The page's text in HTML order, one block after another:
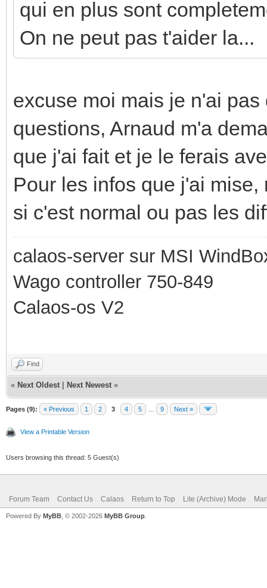
qui en plus sont
On ne peut pas t'aider la...
excuse moi mais je n'ai
questions, Arnaud m'a
que j'ai fait et je le ferais
Pour les infos que j'ai
si c'est normal ou pas les
calaos-server sur MSI
Wago controller 750-849
Calaos-os V2
Find
« Next Oldest Next Newest »
Pages (9): « Previous 1 2 3 4 5 9 Next »
View a Printable Version
Users browsing this thread: 5 Guest(s)
Forum Team Contact Us Calaos Return to Top Lite (Archive) Mode
Powered By MyBB , © 2002-2026 MyBB Group